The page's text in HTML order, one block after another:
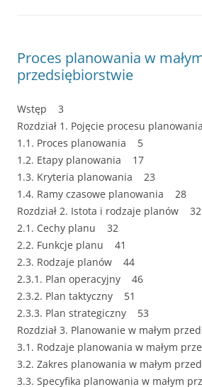
Proces planowania w
przedsiębiorstwie
Wstęp 3
Rozdział 1. Pojęcie procesu
1.1. Proces planowania 5
1.2. Etapy planowania 17
1.3. Kryteria planowania 23
1.4. Ramy czasowe planowania 28
Rozdział 2. Istota i rodzaje planów 32
2.1. Cechy planu 32
2.2. Funkcje planu 41
2.3. Rodzaje planów 44
2.3.1. Plan operacyjny 46
2.3.2. Plan taktyczny 51
2.3.3. Plan strategiczny 53
Rozdział 3. Planowanie w małym
3.1. Rodzaje planowania w małym
3.2. Zakres planowania w małym
3.3. Specyfika planowania w małym